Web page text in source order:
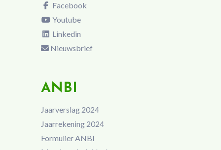
Facebook
Youtube
Linkedin
Nieuwsbrief
ANBI
Jaarverslag 2024
Jaarrekening 2024
Formulier ANBI